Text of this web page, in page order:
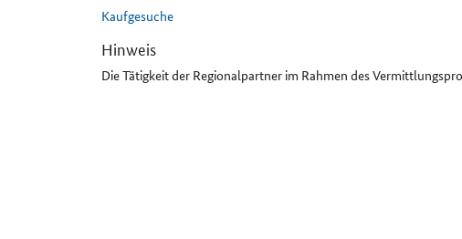
Kaufgesuche
Hinweis
Die Tätigkeit der Regionalpartner im Rahmen des